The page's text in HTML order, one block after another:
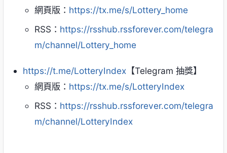
網頁版： https://tx.me/s/Lottery_home
RSS： https://rsshub.rssforever.com/telegra
m/channel/Lottery_home
https://t.me/LotteryIndex 【Telegram 抽獎】
網頁版： https://tx.me/s/LotteryIndex
RSS： https://rsshub.rssforever.com/telegra
m/channel/LotteryIndex